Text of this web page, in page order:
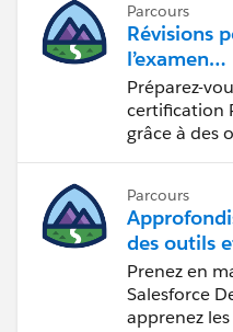
Parcours
Révisions
l’examen
Platform
Préparez-
certification
grâce à des
Parcours
des outils
concepts
Salesforce
Prenez en
Salesforce
apprenez